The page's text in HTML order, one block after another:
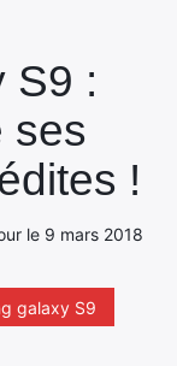
S9 :
ses
!
le 9 mars 2018
galaxy S9